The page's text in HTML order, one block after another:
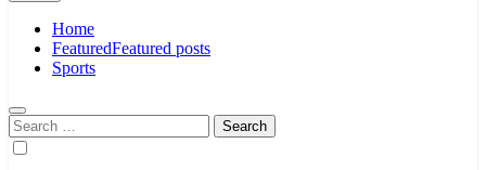
Home
FeaturedFeatured posts
Sports
Search
for: